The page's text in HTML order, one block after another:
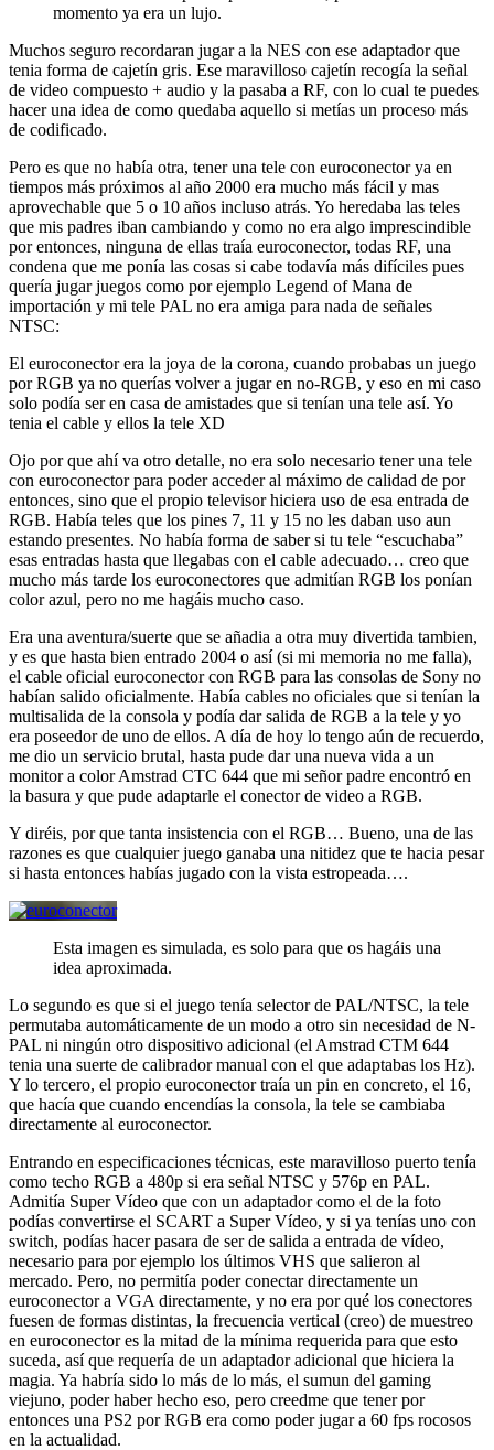
momento ya era un lujo.
Muchos seguro recordaran jugar a la NES con ese adaptador que
tenia forma de cajetín gris. Ese maravilloso cajetín recogía la señal
de video compuesto + audio y la pasaba a RF, con lo cual te puedes
hacer una idea de como quedaba aquello si metías un proceso más
de codificado.
Pero es que no había otra, tener una tele con euroconector ya en
tiempos más próximos al año 2000 era mucho más fácil y mas
aprovechable que 5 o 10 años incluso atrás. Yo heredaba las teles
que mis padres iban cambiando y como no era algo imprescindible
por entonces, ninguna de ellas traía euroconector, todas RF, una
condena que me ponía las cosas si cabe todavía más difíciles pues
quería jugar juegos como por ejemplo Legend of Mana de
importación y mi tele PAL no era amiga para nada de señales
NTSC:
El euroconector era la joya de la corona, cuando probabas un juego
por RGB ya no querías volver a jugar en no-RGB, y eso en mi caso
solo podía ser en casa de amistades que si tenían una tele así. Yo
tenia el cable y ellos la tele XD
Ojo por que ahí va otro detalle, no era solo necesario tener una tele
con euroconector para poder acceder al máximo de calidad de por
entonces, sino que el propio televisor hiciera uso de esa entrada de
RGB. Había teles que los pines 7, 11 y 15 no les daban uso aun
estando presentes. No había forma de saber si tu tele “escuchaba”
esas entradas hasta que llegabas con el cable adecuado… creo que
mucho más tarde los euroconectores que admitían RGB los ponían
color azul, pero no me hagáis mucho caso.
Era una aventura/suerte que se añadia a otra muy divertida tambien,
y es que hasta bien entrado 2004 o así (si mi memoria no me falla),
el cable oficial euroconector con RGB para las consolas de Sony no
habían salido oficialmente. Había cables no oficiales que si tenían la
multisalida de la consola y podía dar salida de RGB a la tele y yo
era poseedor de uno de ellos. A día de hoy lo tengo aún de recuerdo,
me dio un servicio brutal, hasta pude dar una nueva vida a un
monitor a color Amstrad CTC 644 que mi señor padre encontró en
la basura y que pude adaptarle el conector de video a RGB.
Y diréis, por que tanta insistencia con el RGB… Bueno, una de las
razones es que cualquier juego ganaba una nitidez que te hacia pesar
si hasta entonces habías jugado con la vista estropeada….
Esta imagen es simulada, es solo para que os hagáis una
idea aproximada.
Lo segundo es que si el juego tenía selector de PAL/NTSC, la tele
permutaba automáticamente de un modo a otro sin necesidad de N-
PAL ni ningún otro dispositivo adicional (el Amstrad CTM 644
tenia una suerte de calibrador manual con el que adaptabas los Hz).
Y lo tercero, el propio euroconector traía un pin en concreto, el 16,
que hacía que cuando encendías la consola, la tele se cambiaba
directamente al euroconector.
Entrando en especificaciones técnicas, este maravilloso puerto tenía
como techo RGB a 480p si era señal NTSC y 576p en PAL.
Admitía Super Vídeo que con un adaptador como el de la foto
podías convertirse el SCART a Super Vídeo, y si ya tenías uno con
switch, podías hacer pasara de ser de salida a entrada de vídeo,
necesario para por ejemplo los últimos VHS que salieron al
mercado. Pero, no permitía poder conectar directamente un
euroconector a VGA directamente, y no era por qué los conectores
fuesen de formas distintas, la frecuencia vertical (creo) de muestreo
en euroconector es la mitad de la mínima requerida para que esto
suceda, así que requería de un adaptador adicional que hiciera la
magia. Ya habría sido lo más de lo más, el sumun del gaming
viejuno, poder haber hecho eso, pero creedme que tener por
entonces una PS2 por RGB era como poder jugar a 60 fps rocosos
en la actualidad.